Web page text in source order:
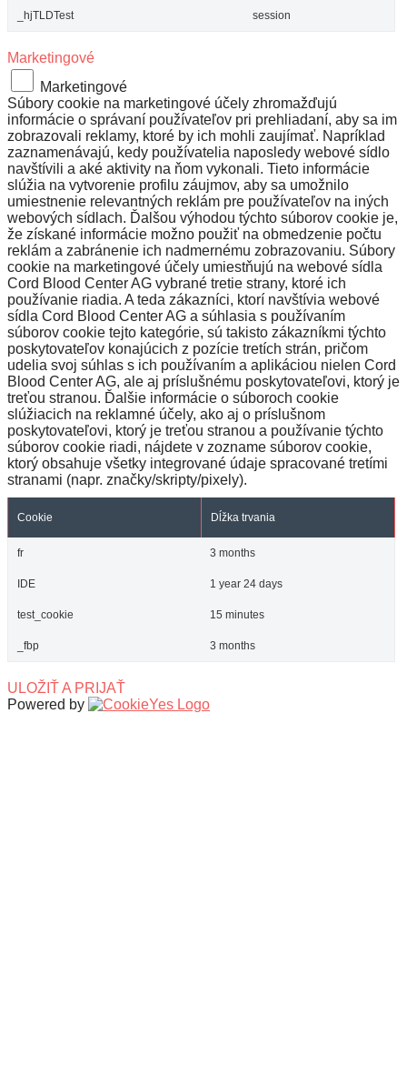
_hjTLDTest session
Marketingové
Marketingové
Súbory cookie na marketingové účely zhromažďujú
informácie o správaní používateľov pri prehliadaní, aby sa im
zobrazovali reklamy, ktoré by ich mohli zaujímať. Napríklad
zaznamenávajú, kedy používatelia naposledy webové sídlo
navštívili a aké aktivity na ňom vykonali. Tieto informácie
slúžia na vytvorenie profilu záujmov, aby sa umožnilo
umiestnenie relevantných reklám pre používateľov na iných
webových sídlach. Ďalšou výhodou týchto súborov cookie je,
že získané informácie možno použiť na obmedzenie počtu
reklám a zabránenie ich nadmernému zobrazovaniu. Súbory
cookie na marketingové účely umiestňujú na webové sídla
Cord Blood Center AG vybrané tretie strany, ktoré ich
používanie riadia. A teda zákazníci, ktorí navštívia webové
sídla Cord Blood Center AG a súhlasia s používaním
súborov cookie tejto kategórie, sú takisto zákazníkmi týchto
poskytovateľov konajúcich z pozície tretích strán, pričom
udelia svoj súhlas s ich používaním a aplikáciou nielen Cord
Blood Center AG, ale aj príslušnému poskytovateľovi, ktorý je
treťou stranou. Ďalšie informácie o súboroch cookie
slúžiacich na reklamné účely, ako aj o príslušnom
poskytovateľovi, ktorý je treťou stranou a používanie týchto
súborov cookie riadi, nájdete v zozname súborov cookie,
ktorý obsahuje všetky integrované údaje spracované tretími
stranami (napr. značky/skripty/pixely).
Cookie Dĺžka trvania
fr 3 months
IDE 1 year 24 days
test_cookie 15 minutes
_fbp 3 months
ULOŽIŤ A PRIJAŤ
Powered by